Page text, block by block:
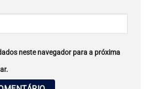
neste navegador para a próxima